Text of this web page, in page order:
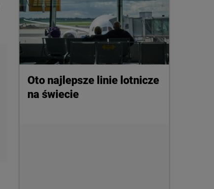
Oto najlepsze linie lotnicze
na świecie